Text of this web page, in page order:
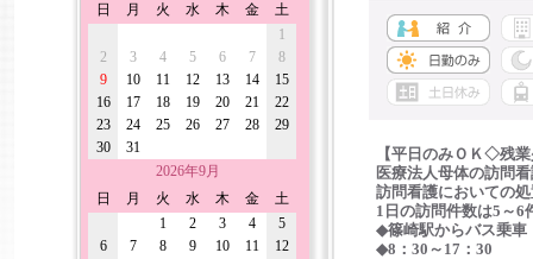
日
月 火 水 木 金
土
1
2
3 4 5 6 7
8
9
10 11 12 13 14
15
16
17 18 19 20 21
22
23
24 25 26 27 28
29
30
31
2026年9月
日
月 火 水 木 金
土
1
2 3 4
5
6
7 8 9 10 11
12
【平日のみＯＫ◇残
医療法人母体の訪問
訪問看護においての
1日の訪問件数は5～6
◆篠崎駅からバス乗車
◆8：30～17：30